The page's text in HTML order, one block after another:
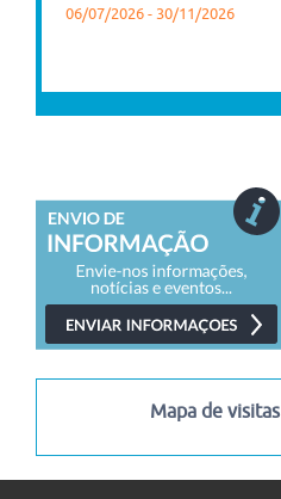
06/07/2026 - 30/11/2026
Mapa de visitas